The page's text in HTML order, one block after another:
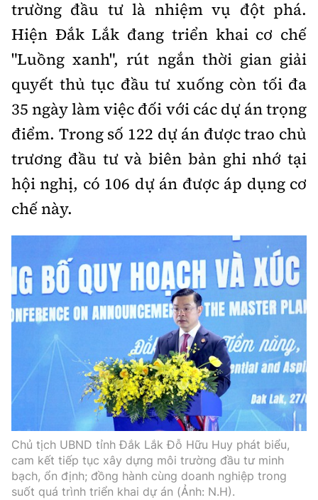
trường đầu tư là nhiệm vụ đột phá.
Hiện Đắk Lắk đang triển khai cơ chế
"Luồng xanh", rút ngắn thời gian giải
quyết thủ tục đầu tư xuống còn tối đa
35 ngày làm việc đối với các dự án trọng
điểm. Trong số 122 dự án được trao chủ
trương đầu tư và biên bản ghi nhớ tại
hội nghị, có 106 dự án được áp dụng cơ
chế này.
Chủ tịch UBND tỉnh Đắk Lắk Đỗ Hữu Huy phát biểu,
cam kết tiếp tục xây dựng môi trường đầu tư minh
bạch, ổn định; đồng hành cùng doanh nghiệp trong
suốt quá trình triển khai dự án (Ảnh: N.H).